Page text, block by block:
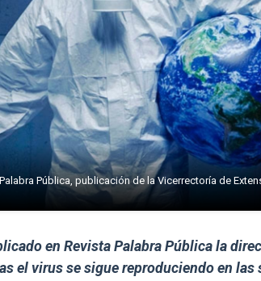
Pública, publicación de la Vicerrectoría de
en Revista Palabra Pública la
el virus se sigue reproduciendo en